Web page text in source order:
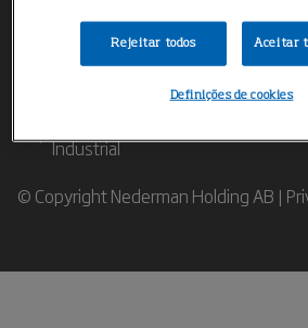
Industrial
© Copyright Nederman Holding AB |
Rejeitar todos Aceitar
Definições de cookies